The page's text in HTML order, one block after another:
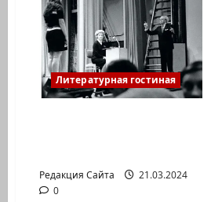
Тель-
Авив.
Еврейская
судьба
«ненастоящего
еврея»
Литературная гостиная
Редакция Сайта
21.03.2024
0